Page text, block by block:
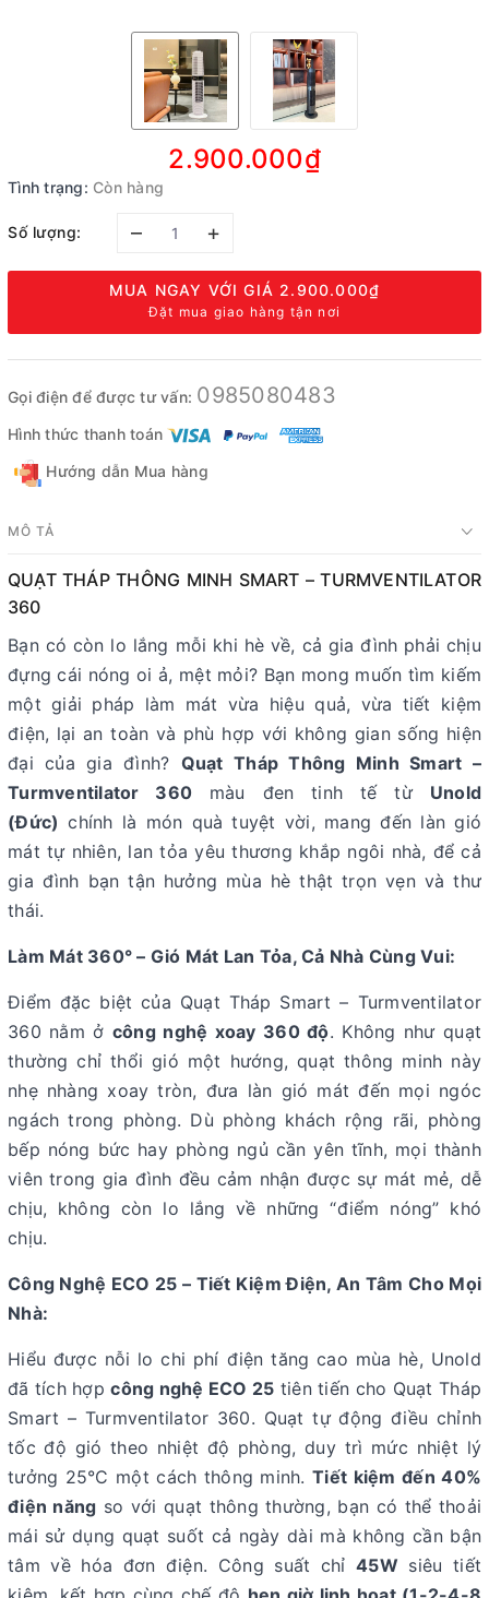
2.900.000₫
Tình trạng: Còn hàng
Số lượng: – +
MUA NGAY VỚI GIÁ 2.900.000₫
Đặt mua giao hàng tận nơi
Gọi điện để được tư vấn: 0985080483
Hình thức thanh toán
Hướng dẫn Mua hàng
MÔ TẢ
QUẠT THÁP THÔNG MINH SMART – TURMVENTILATOR
360
Bạn có còn lo lắng mỗi khi hè về, cả gia đình phải chịu
đựng cái nóng oi ả, mệt mỏi? Bạn mong muốn tìm kiếm
một giải pháp làm mát vừa hiệu quả, vừa tiết kiệm
điện, lại an toàn và phù hợp với không gian sống hiện
đại của gia đình? Quạt Tháp Thông Minh Smart –
Turmventilator 360 màu đen tinh tế từ Unold
(Đức) chính là món quà tuyệt vời, mang đến làn gió
mát tự nhiên, lan tỏa yêu thương khắp ngôi nhà, để cả
gia đình bạn tận hưởng mùa hè thật trọn vẹn và thư
thái.
Làm Mát 360° – Gió Mát Lan Tỏa, Cả Nhà Cùng Vui:
Điểm đặc biệt của Quạt Tháp Smart – Turmventilator
360 nằm ở công nghệ xoay 360 độ. Không như quạt
thường chỉ thổi gió một hướng, quạt thông minh này
nhẹ nhàng xoay tròn, đưa làn gió mát đến mọi ngóc
ngách trong phòng. Dù phòng khách rộng rãi, phòng
bếp nóng bức hay phòng ngủ cần yên tĩnh, mọi thành
viên trong gia đình đều cảm nhận được sự mát mẻ, dễ
chịu, không còn lo lắng về những “điểm nóng” khó
chịu.
Công Nghệ ECO 25 – Tiết Kiệm Điện, An Tâm Cho Mọi
Nhà:
Hiểu được nỗi lo chi phí điện tăng cao mùa hè, Unold
đã tích hợpcông nghệ ECO 25 tiên tiến cho Quạt Tháp
Smart – Turmventilator 360. Quạt tự động điều chỉnh
tốc độ gió theo nhiệt độ phòng, duy trì mức nhiệt lý
tưởng 25°C một cách thông minh.Tiết kiệm đến 40%
điện năng so với quạt thông thường, bạn có thể thoải
mái sử dụng quạt suốt cả ngày dài mà không cần bận
tâm về hóa đơn điện. Công suất chỉ45W siêu tiết